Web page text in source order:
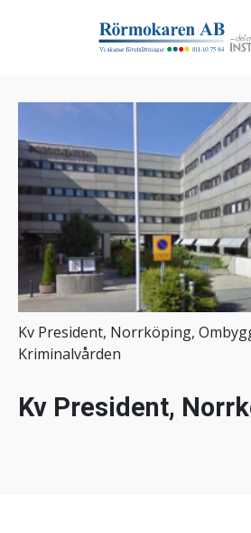
Kv President, Norrköping,
Kriminalvården
Kv President,